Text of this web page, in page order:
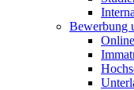
Bewerbung